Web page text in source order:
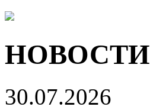
НОВОСТИ
30.07.2026